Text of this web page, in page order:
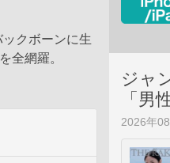
クボーンに生
全網羅。
ジャ
「男
2026年